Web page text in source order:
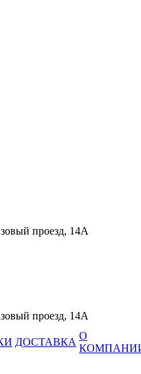
проезд, 14А
проезд, 14А
ДОСТАВКА
О